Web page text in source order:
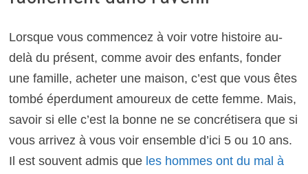
Lorsque vous commencez à voir votre histoire au-
delà du présent, comme avoir des enfants, fonder
une famille, acheter une maison, c’est que vous êtes
tombé éperdument amoureux de cette femme. Mais,
savoir si elle c’est la bonne ne se concrétisera que si
vous arrivez à vous voir ensemble d’ici 5 ou 10 ans.
Il est souvent admis que les hommes ont du mal à